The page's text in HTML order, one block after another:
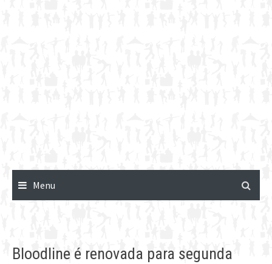
Menu
Bloodline é renovada para segunda